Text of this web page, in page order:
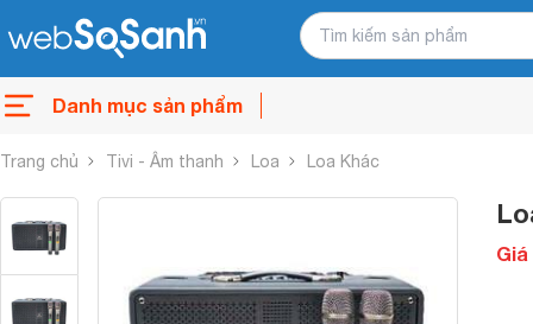
Danh mục sản phẩm
Trang chủ Tivi - Âm thanh Loa Loa Khác
Giá